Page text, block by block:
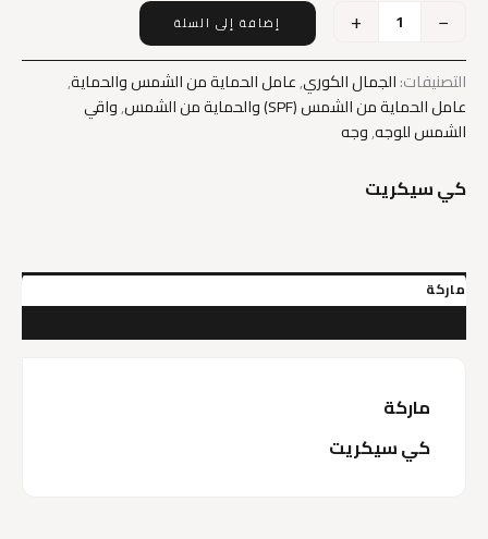
−
كمية
K-
Secret
Seoul
1988
Sun
Tree
+ إضافة إلى السلة
التصنيفات:الجمال الكوري,عامل الحماية من الشمس والحماية,
عامل الحماية من الشمس (SPF) والحماية من الشمس
,واقي
الشمس للوجه,وجه
كي سيكريت
ماركة
ماركة
كي سيكريت